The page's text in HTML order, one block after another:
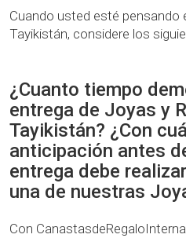
Cuando usted esté pensando
Tayikistán, considere los
¿Cuanto tiempo
entrega de Joyas y
Tayikistán? ¿Con
anticipación antes
entrega debe
una de nuestras
Con